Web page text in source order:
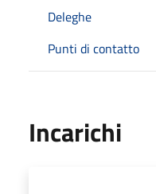
Deleghe
Punti di contatto
Incarichi